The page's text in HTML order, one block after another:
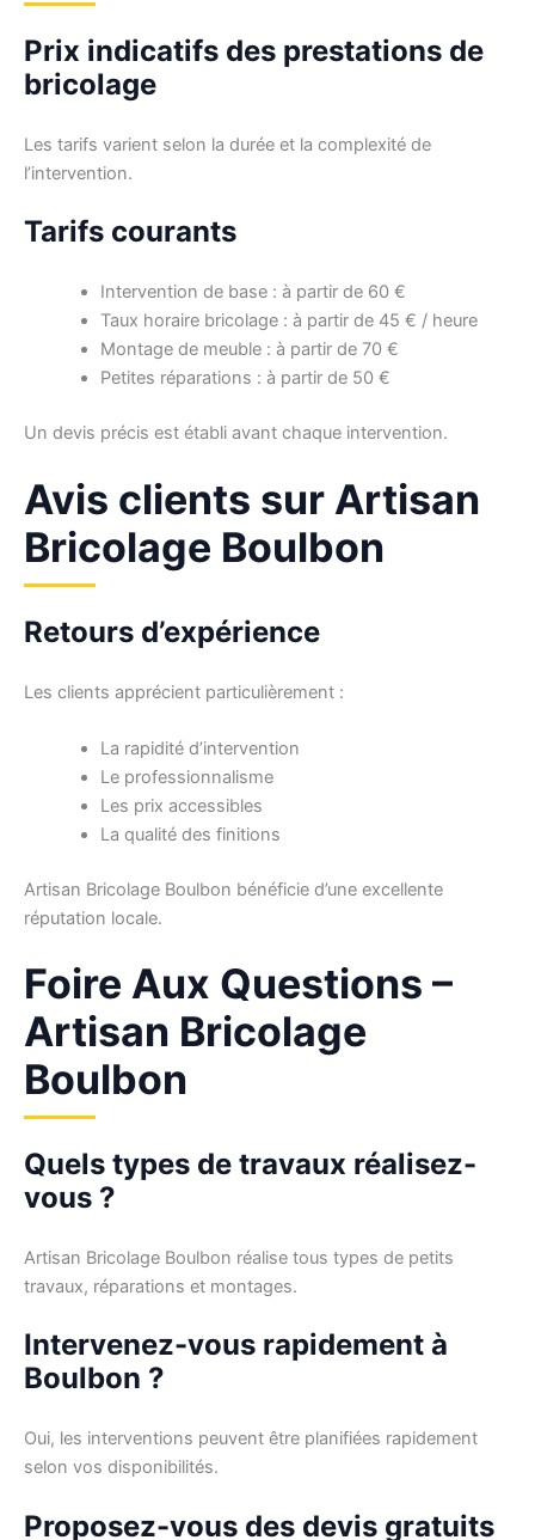
Prix indicatifs des prestations de
bricolage
Les tarifs varient selon la durée et la complexité de
l’intervention.
Tarifs courants
Intervention de base : à partir de 60 €
Taux horaire bricolage : à partir de 45 € / heure
Montage de meuble : à partir de 70 €
Petites réparations : à partir de 50 €
Un devis précis est établi avant chaque intervention.
Avis clients sur Artisan
Bricolage Boulbon
Retours d’expérience
Les clients apprécient particulièrement :
La rapidité d’intervention
Le professionnalisme
Les prix accessibles
La qualité des finitions
Artisan Bricolage Boulbon bénéficie d’une excellente
réputation locale.
Foire Aux Questions –
Artisan Bricolage
Boulbon
Quels types de travaux réalisez-
vous ?
Artisan Bricolage Boulbon réalise tous types de petits
travaux, réparations et montages.
Intervenez-vous rapidement à
Boulbon ?
Oui, les interventions peuvent être planifiées rapidement
selon vos disponibilités.
Proposez-vous des devis gratuits